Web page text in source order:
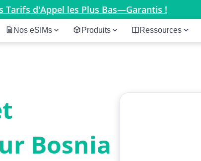
Tarifs d'Appel les Plus Bas—Garantis !
Nos eSIMs Produits Ressources
Bosnia